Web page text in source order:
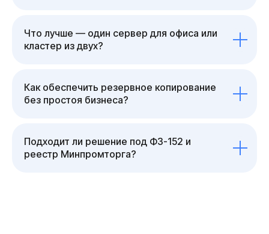
Что лучше — один сервер для офиса или
кластер из двух?
Как обеспечить резервное копирование
без простоя бизнеса?
Подходит ли решение под ФЗ-152 и
реестр Минпромторга?